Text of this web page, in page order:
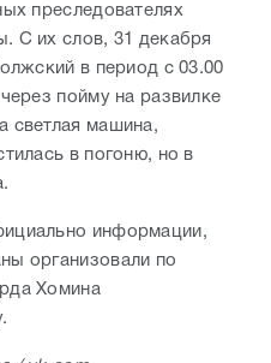
преследователях
С их слов, 31 декабря
в период с 03.00
пойму на развилке
светлая машина,
в погоню, но в
информации,
организовали по
Хомина